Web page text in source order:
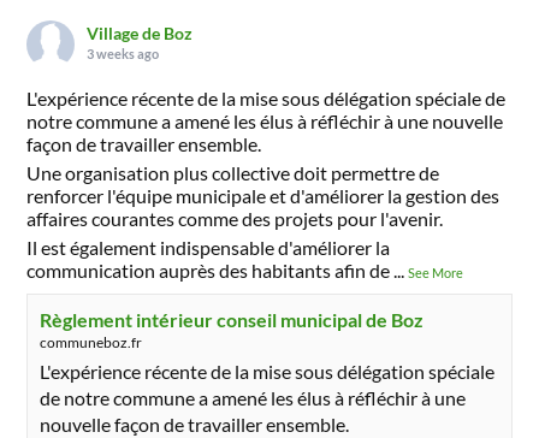
Village de Boz
3 weeks ago
L'expérience récente de la mise sous délégation spéciale de
notre commune a amené les élus à réfléchir à une nouvelle
façon de travailler ensemble.
Une organisation plus collective doit permettre de
renforcer l'équipe municipale et d'améliorer la gestion des
affaires courantes comme des projets pour l'avenir.
Il est également indispensable d'améliorer la
communication auprès des habitants afin de...See More
Règlement intérieur conseil municipal de Boz
communeboz.fr
L'expérience récente de la mise sous délégation spéciale
de notre commune a amené les élus à réfléchir à une
nouvelle façon de travailler ensemble.